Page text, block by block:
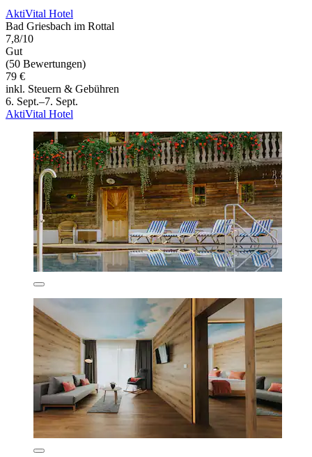
AktiVital Hotel
Bad Griesbach im Rottal
7,8/10
Gut
(50 Bewertungen)
79 €
inkl. Steuern & Gebühren
6. Sept.–7. Sept.
AktiVital Hotel